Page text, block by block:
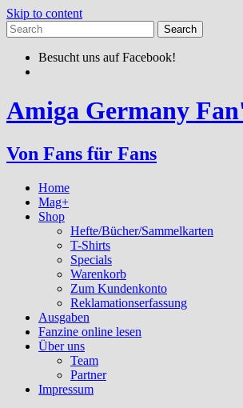
Skip to content
Besucht uns auf Facebook!
Amiga Germany
Von Fans für Fans
Home
Mag+
Shop
Hefte/Bücher/Sammelkarten
T-Shirts
Specials
Warenkorb
Zum Kundenkonto
Reklamationserfassung
Ausgaben
Fanzine online lesen
Über uns
Team
Partner
Impressum